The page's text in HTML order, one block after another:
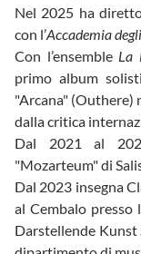
Nel 2025 ha
con l’Accademia
Con l’ensemble La
primo album
"Arcana" (Outhere)
dalla critica
Dal 2021 al
"Mozarteum" di
Dal 2023 insegna
al Cembalo presso
Darstellende